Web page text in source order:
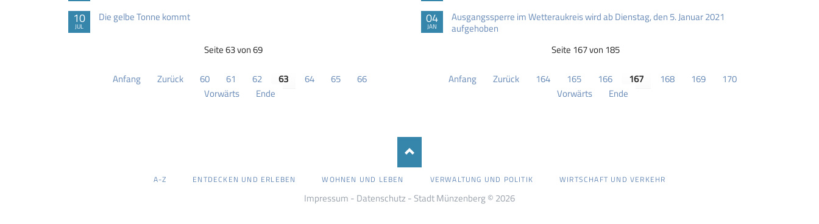
10
JUL
Die gelbe Tonne kommt
Seite 63 von 69
Anfang Zurück 60 61 62 63 64 65
66
Vorwärts
Ende
04
JAN
Ausgangssperre im Wetteraukreis wird ab Dienstag, den 5. Januar 2021
aufgehoben
Seite 167 von 185
Anfang Zurück 164 165 166 167 168 169
170
Vorwärts
Ende
ÜBERSPRINGEN
A-Z ENTDECKEN UND ERLEBEN WOHNEN UND LEBEN VERWALTUNG UND POLITIK WIRTSCHAFT UND VERKEHR
Impressum - Datenschutz - Stadt Münzenberg © 2026